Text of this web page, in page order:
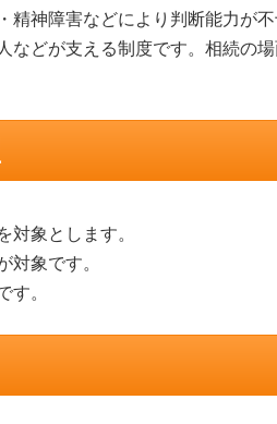
精神障害などにより判断能力が
などが支える制度です。相続の
対象とします。
対象です。
す。